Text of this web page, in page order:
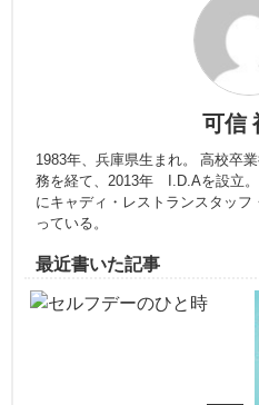
可信
1983年、兵庫県生まれ。 高校卒
務を経て、2013年 I.D.Aを設立
にキャディ・レストランスタッ
っている。
最近書いた記事